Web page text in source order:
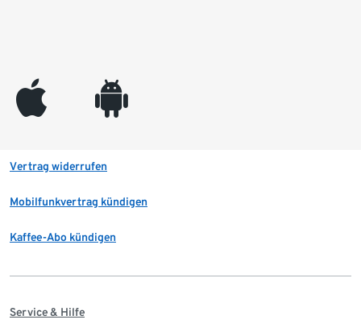
appleinc android
Vertrag widerrufen
Mobilfunkvertrag kündigen
Kaffee-Abo kündigen
Service & Hilfe